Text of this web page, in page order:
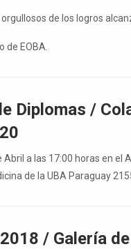
orgullosos de los logros
de EOBA.
Diplomas /
Abril a las 17:00 horas en el
de la UBA Paraguay
/ Galería